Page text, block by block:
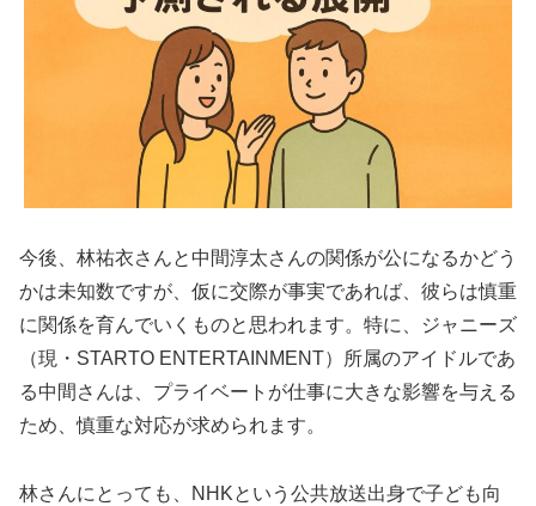
今後、林祐衣さんと中間淳太さんの関係が公になるかどう
かは未知数ですが、仮に交際が事実であれば、彼らは慎重
に関係を育んでいくものと思われます。特に、ジャニーズ
（現・STARTO ENTERTAINMENT）所属のアイドルであ
る中間さんは、プライベートが仕事に大きな影響を与える
ため、慎重な対応が求められます。
林さんにとっても、NHKという公共放送出身で子ども向